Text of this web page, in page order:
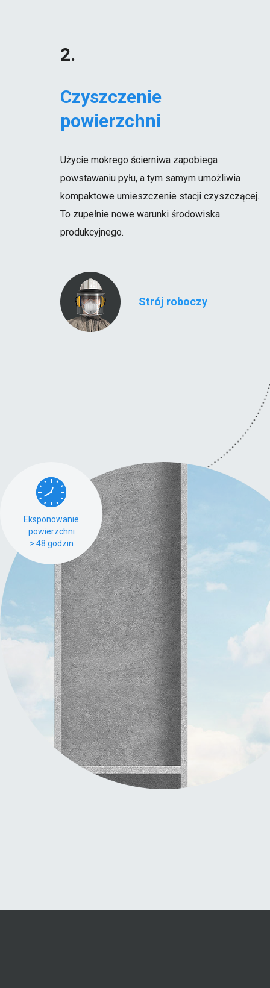
2.
Czyszczenie
powierzchni
Użycie mokrego ścierniwa zapobiega
powstawaniu pyłu, a tym samym umożliwia
kompaktowe umieszczenie stacji czyszczącej.
To zupełnie nowe warunki środowiska
produkcyjnego.
Strój roboczy
Eksponowanie
powierzchni
> 48 godzin